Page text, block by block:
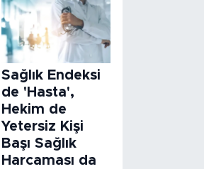
Sağlık Endeksi
de 'Hasta',
Hekim de
Yetersiz Kişi
Başı Sağlık
Harcaması da